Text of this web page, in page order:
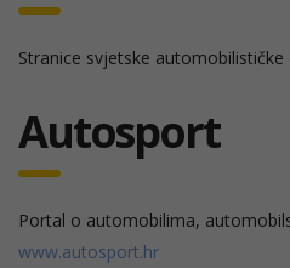
Stranice svjetske automobilističke
Autosport
Portal o automobilima,
www.autosport.hr